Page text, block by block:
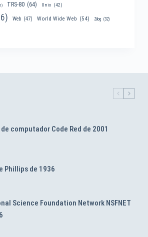
TRS-80 (64) Unix (42)
Web (47) World Wide Web (54) Zilog (32)
computador Code Red de 2001
Phillips de 1936
Science Foundation Network NSFNET